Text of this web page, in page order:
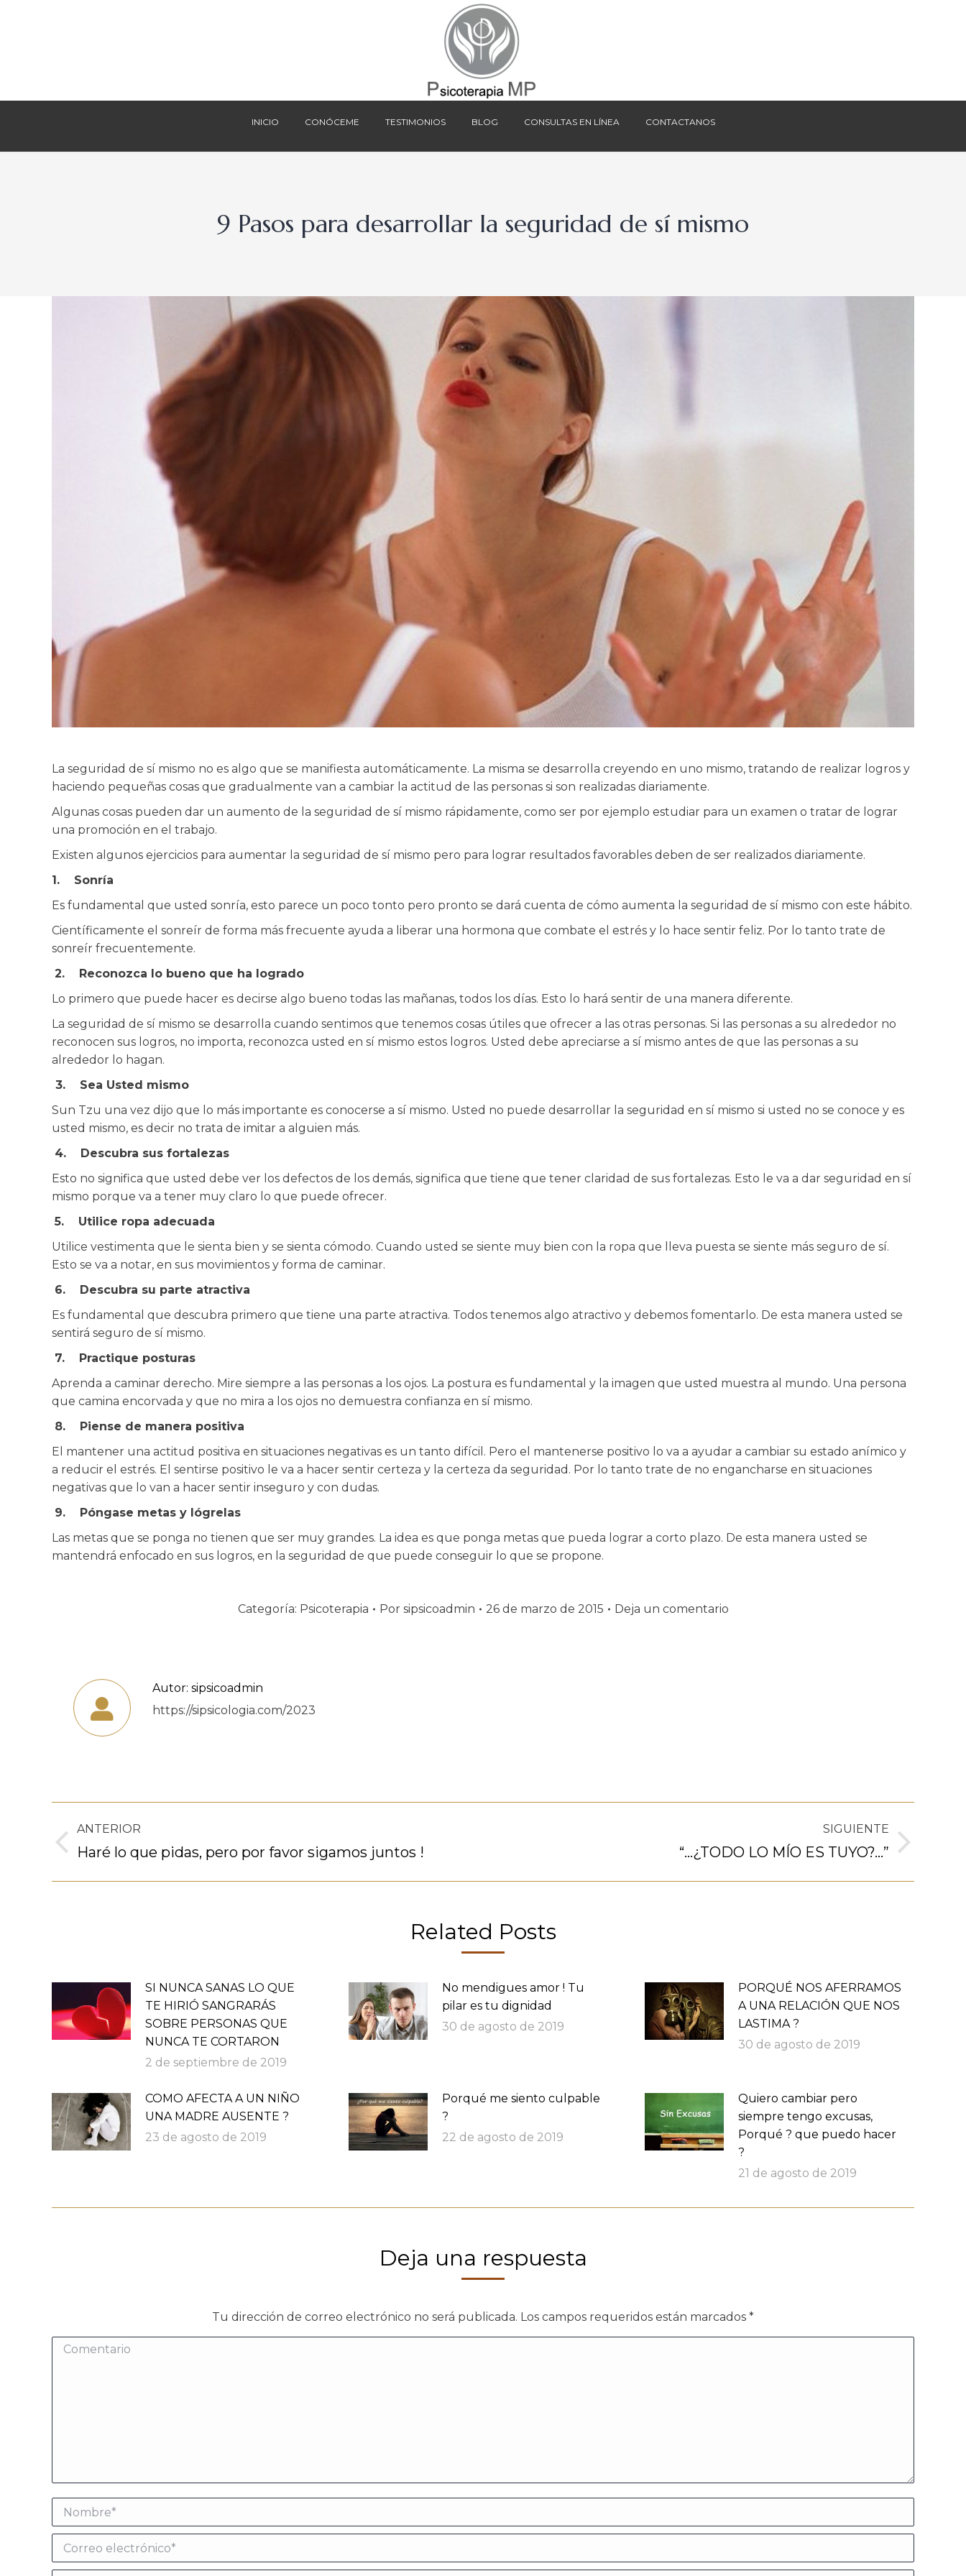
INICIO CONÓCEME TESTIMONIOS BLOG CONSULTAS EN LÍNEA CONTACTANOS
9 Pasos para desarrollar la seguridad de sí mismo
La seguridad de sí mismo no es algo que se manifiesta automáticamente. La misma se desarrolla creyendo en uno mismo, tratando de realizar logros y
haciendo pequeñas cosas que gradualmente van a cambiar la actitud de las personas si son realizadas diariamente.
Algunas cosas pueden dar un aumento de la seguridad de sí mismo rápidamente, como ser por ejemplo estudiar para un examen o tratar de lograr
una promoción en el trabajo.
Existen algunos ejercicios para aumentar la seguridad de sí mismo pero para lograr resultados favorables deben de ser realizados diariamente.
1. Sonría
Es fundamental que usted sonría, esto parece un poco tonto pero pronto se dará cuenta de cómo aumenta la seguridad de sí mismo con este hábito.
Científicamente el sonreír de forma más frecuente ayuda a liberar una hormona que combate el estrés y lo hace sentir feliz. Por lo tanto trate de
sonreír frecuentemente.
2. Reconozca lo bueno que ha logrado
Lo primero que puede hacer es decirse algo bueno todas las mañanas, todos los días. Esto lo hará sentir de una manera diferente.
La seguridad de sí mismo se desarrolla cuando sentimos que tenemos cosas útiles que ofrecer a las otras personas. Si las personas a su alrededor no
reconocen sus logros, no importa, reconozca usted en sí mismo estos logros. Usted debe apreciarse a sí mismo antes de que las personas a su
alrededor lo hagan.
3. Sea Usted mismo
Sun Tzu una vez dijo que lo más importante es conocerse a sí mismo. Usted no puede desarrollar la seguridad en sí mismo si usted no se conoce y es
usted mismo, es decir no trata de imitar a alguien más.
4. Descubra sus fortalezas
Esto no significa que usted debe ver los defectos de los demás, significa que tiene que tener claridad de sus fortalezas. Esto le va a dar seguridad en sí
mismo porque va a tener muy claro lo que puede ofrecer.
5. Utilice ropa adecuada
Utilice vestimenta que le sienta bien y se sienta cómodo. Cuando usted se siente muy bien con la ropa que lleva puesta se siente más seguro de sí.
Esto se va a notar, en sus movimientos y forma de caminar.
6. Descubra su parte atractiva
Es fundamental que descubra primero que tiene una parte atractiva. Todos tenemos algo atractivo y debemos fomentarlo. De esta manera usted se
sentirá seguro de sí mismo.
7. Practique posturas
Aprenda a caminar derecho. Mire siempre a las personas a los ojos. La postura es fundamental y la imagen que usted muestra al mundo. Una persona
que camina encorvada y que no mira a los ojos no demuestra confianza en sí mismo.
8. Piense de manera positiva
El mantener una actitud positiva en situaciones negativas es un tanto difícil. Pero el mantenerse positivo lo va a ayudar a cambiar su estado anímico y
a reducir el estrés. El sentirse positivo le va a hacer sentir certeza y la certeza da seguridad. Por lo tanto trate de no engancharse en situaciones
negativas que lo van a hacer sentir inseguro y con dudas.
9. Póngase metas y lógrelas
Las metas que se ponga no tienen que ser muy grandes. La idea es que ponga metas que pueda lograr a corto plazo. De esta manera usted se
mantendrá enfocado en sus logros, en la seguridad de que puede conseguir lo que se propone.
Categoría: Psicoterapia Por sipsicoadmin 26 de marzo de 2015 Deja un comentario
Autor: sipsicoadmin
https://sipsicologia.com/2023
Navegación
entre
publicaciones
ANTERIOR
Publicación
Haré lo que pidas, pero por favor sigamos juntos !
SIGUIENTE
“…¿TODO LO MÍO ES TUYO?…”
Related Posts
SI NUNCA SANAS LO QUE
TE HIRIÓ SANGRARÁS
SOBRE PERSONAS QUE
NUNCA TE CORTARON
2 de septiembre de 2019
No mendigues amor ! Tu
pilar es tu dignidad
30 de agosto de 2019
PORQUÉ NOS AFERRAMOS
A UNA RELACIÓN QUE NOS
LASTIMA ?
30 de agosto de 2019
COMO AFECTA A UN NIÑO
UNA MADRE AUSENTE ?
23 de agosto de 2019
Porqué me siento culpable
?
22 de agosto de 2019
Quiero cambiar pero
siempre tengo excusas,
Porqué ? que puedo hacer
?
21 de agosto de 2019
Deja una respuesta
Tu dirección de correo electrónico no será publicada. Los campos requeridos están marcados *
Comentario
Nombre *
Correo electrónico *
BLOG